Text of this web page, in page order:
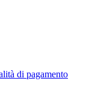
di pagamento